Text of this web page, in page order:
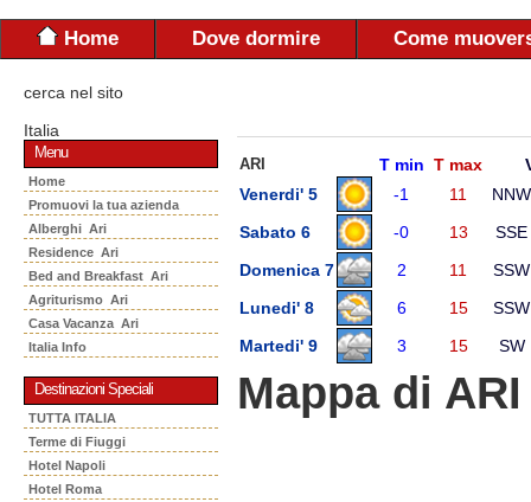
Home Dove dormire Come
cerca nel sito
Italia
Menu
Home
Promuovi la tua azienda
Alberghi Ari
Residence Ari
Bed and Breakfast Ari
Agriturismo Ari
Casa Vacanza Ari
Italia Info
Destinazioni Speciali
TUTTA ITALIA
Terme di Fiuggi
Hotel Napoli
Hotel Roma
ARI T min T max
Venerdi' 5
-1 11
NNW
Sabato 6
-0 13
SSE
Domenica 7
2 11
SSW
Lunedi' 8
6 15
SSW
Martedi' 9
3 15 SW
Mappa di ARI